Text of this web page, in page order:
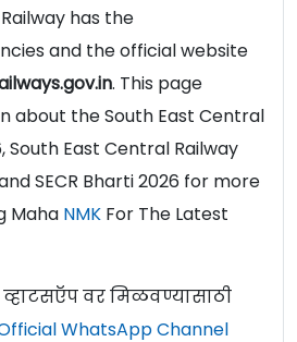
has the
and the official website
. This page
about the South East Central
South East Central Railway
SECR Bharti 2026 for more
Maha NMK For The Latest
व्हाटसऍप वर मिळवण्यासाठी
WhatsApp Channel